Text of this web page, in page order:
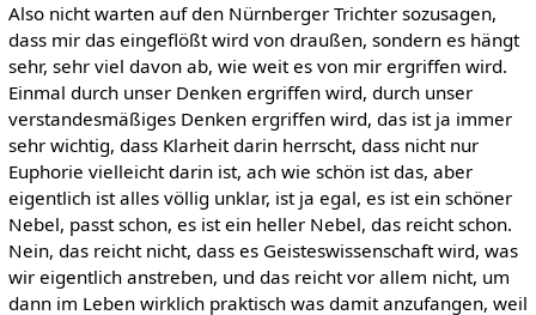
Also nicht warten auf den Nürnberger Trichter sozusagen,
dass mir das eingeflößt wird von draußen, sondern es hängt
sehr, sehr viel davon ab, wie weit es von mir ergriffen wird.
Einmal durch unser Denken ergriffen wird, durch unser
verstandesmäßiges Denken ergriffen wird, das ist ja immer
sehr wichtig, dass Klarheit darin herrscht, dass nicht nur
Euphorie vielleicht darin ist, ach wie schön ist das, aber
eigentlich ist alles völlig unklar, ist ja egal, es ist ein schöner
Nebel, passt schon, es ist ein heller Nebel, das reicht schon.
Nein, das reicht nicht, dass es Geisteswissenschaft wird, was
wir eigentlich anstreben, und das reicht vor allem nicht, um
dann im Leben wirklich praktisch was damit anzufangen, weil